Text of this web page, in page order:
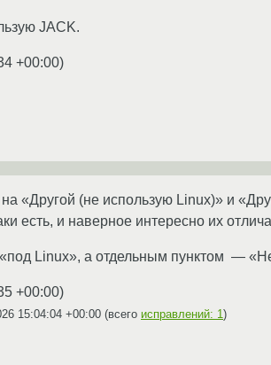
JACK.
+00:00)
«Другой (не использую Linux)» и
есть, и наверное интересно их
Linux», а отдельным пунктом —
+00:00)
15:04:04 +00:00 (всего исправлений: 1 )